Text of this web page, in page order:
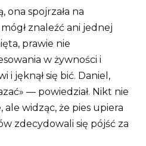
ona spojrzała na
znaleźć ani jednej
prawie nie
w żywności i
i jęknął się bić. Daniel,
— powiedział. Nikt nie
ale widząc, że pies upiera
zdecydowali się pójść za